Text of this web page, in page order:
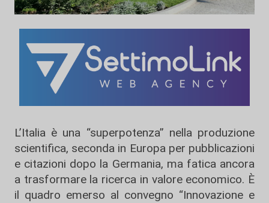
L’Italia è una “superpotenza” nella produzione
scientifica, seconda in Europa per pubblicazioni
e citazioni dopo la Germania, ma fatica ancora
a trasformare la ricerca in valore economico. È
il quadro emerso al convegno “Innovazione e